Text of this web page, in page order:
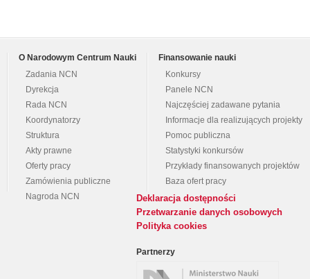
O Narodowym Centrum Nauki
Zadania NCN
Dyrekcja
Rada NCN
Koordynatorzy
Struktura
Akty prawne
Oferty pracy
Zamówienia publiczne
Nagroda NCN
Finansowanie nauki
Konkursy
Panele NCN
Najczęściej zadawane pytania
Informacje dla realizujących projekty
Pomoc publiczna
Statystyki konkursów
Przykłady finansowanych projektów
Baza ofert pracy
Deklaracja dostępności
Przetwarzanie danych osobowych
Polityka cookies
Partnerzy